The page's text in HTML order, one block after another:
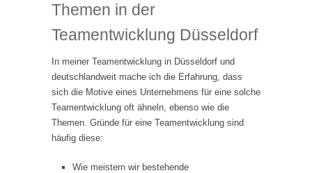
Themen in der
Teamentwicklung Düsseldorf
In meiner Teamentwicklung in Düsseldorf und
deutschlandweit mache ich die Erfahrung, dass
sich die Motive eines Unternehmens für eine solche
Teamentwicklung oft ähneln, ebenso wie die
Themen. Gründe für eine Teamentwicklung sind
häufig diese:
Wie meistern wir bestehende